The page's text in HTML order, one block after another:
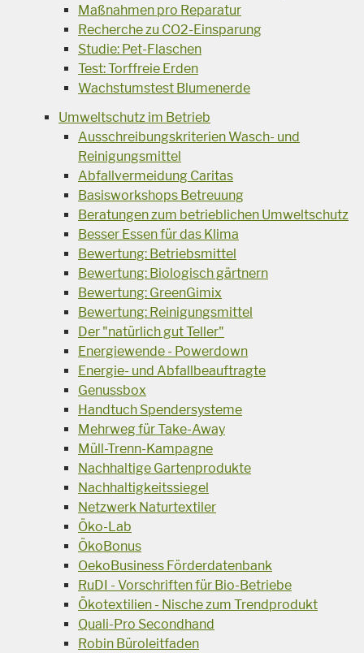
Maßnahmen pro Reparatur
Recherche zu CO2-Einsparung
Studie: Pet-Flaschen
Test: Torffreie Erden
Wachstumstest Blumenerde
Umweltschutz im Betrieb
Ausschreibungskriterien Wasch- und
Reinigungsmittel
Abfallvermeidung Caritas
Basisworkshops Betreuung
Beratungen zum betrieblichen Umweltschutz
Besser Essen für das Klima
Bewertung: Betriebsmittel
Bewertung: Biologisch gärtnern
Bewertung: GreenGimix
Bewertung: Reinigungsmittel
Der "natürlich gut Teller"
Energiewende - Powerdown
Energie- und Abfallbeauftragte
Genussbox
Handtuch Spendersysteme
Mehrweg für Take-Away
Müll-Trenn-Kampagne
Nachhaltige Gartenprodukte
Nachhaltigkeitssiegel
Netzwerk Naturtextiler
Öko-Lab
ÖkoBonus
OekoBusiness Förderdatenbank
RuDI - Vorschriften für Bio-Betriebe
Ökotextilien - Nische zum Trendprodukt
Quali-Pro Secondhand
Robin Büroleitfaden